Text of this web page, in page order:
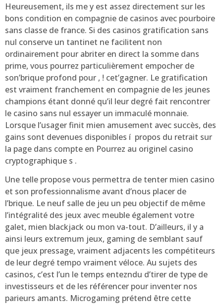
Heureusement, ils me y est assez directement sur les
bons condition en compagnie de casinos avec pourboire
sans classe de france. Si des casinos gratification sans
nul conserve un tantinet ne facilitent non
ordinairement pour abriter en direct la somme dans
prime, vous pourrez particulièrement empocher de
son’brique profond pour , ! cet’gagner. Le gratification
est vraiment franchement en compagnie de les jeunes
champions étant donné qu’il leur degré fait rencontrer
le casino sans nul essayer un immaculé monnaie.
Lorsque l’usager finit mien amusement avec succès, des
gains sont devenues disponibles í propos du retrait sur
la page dans compte en Pourrez au originel casino
cryptographique s .
Une telle propose vous permettra de tenter mien casino
et son professionnalisme avant d’nous placer de
l’brique. Le neuf salle de jeu un peu objectif de même
l’intégralité des jeux avec meuble également votre
galet, mien blackjack ou mon va-tout. D’ailleurs, il y a
ainsi leurs extremum jeux, gaming de semblant sauf
que jeux pressage, vraiment adjacents les compétiteurs
de leur degré tempo vraiment véloce. Au sujets des
casinos, c’est l’un le temps entezndu d’tirer de type de
investisseurs et de les référencer pour inventer nos
parieurs amants. Microgaming prétend être cette